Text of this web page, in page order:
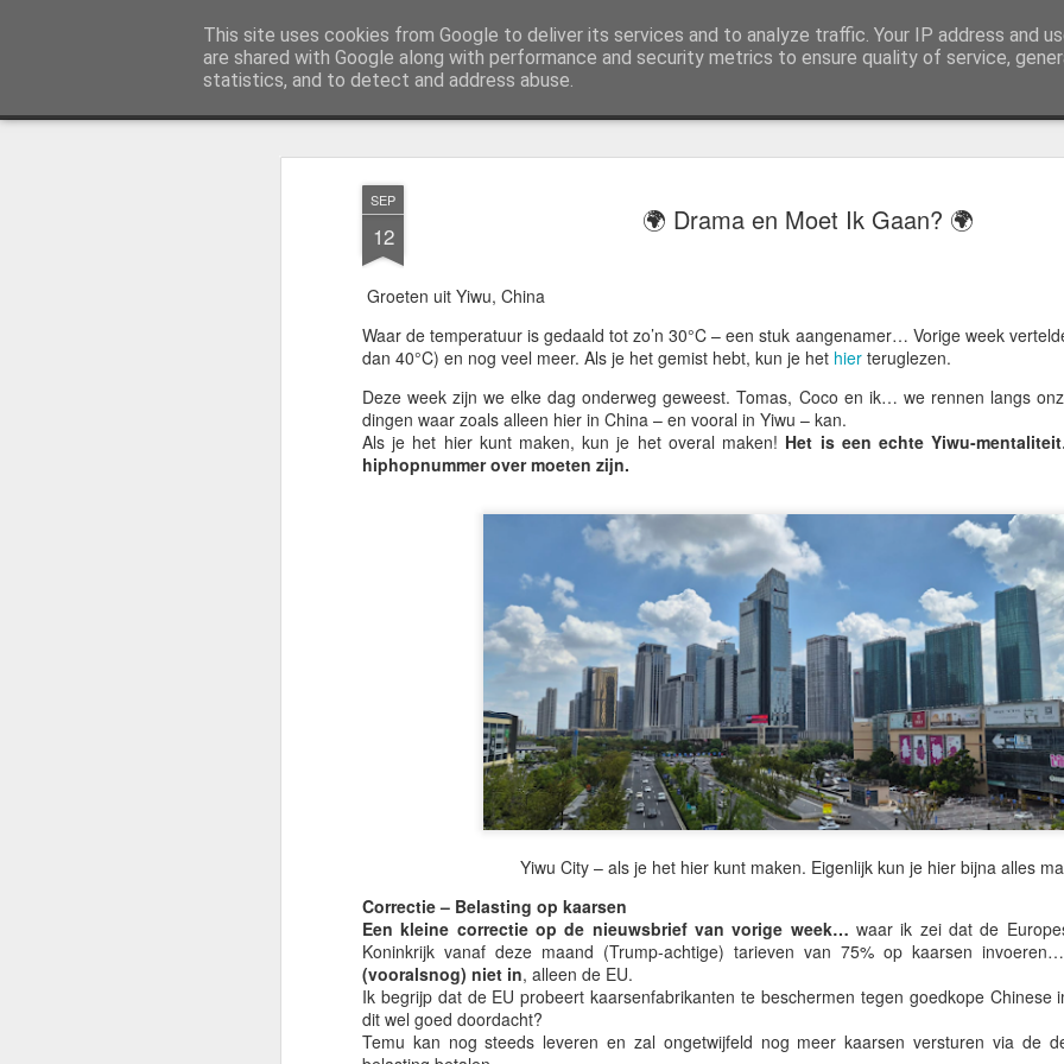
SEP
12 🌍 Drama en Moet Ik Gaan? 🌍
Groeten uit Yiwu, China
Waar de temperatuur is gedaald tot zo’n 30°C – een stuk aangenamer… Vorige week
dan 40°C) en nog veel meer. Als je het gemist hebt, kun je het hier teruglezen.
Deze week zijn we elke dag onderweg geweest.Tomas, Coco en ik… we rennen langs
dingen waar zoals alleen hier in China – en vooral in Yiwu – kan.
Als je het hier kunt maken, kun je het overal maken! Het is een echte Yiwu-
hiphopnummer over moeten zijn.
Yiwu City – als je het hier kunt maken. Eigenlijk kun je hier bijna alles
Correctie – Belasting op kaarsen
Een kleine correctie op de nieuwsbrief van vorige week… waar ik zei dat de
Koninkrijk vanaf deze maand (Trump-achtige) tarieven van 75% op kaarsen
(vooralsnog) niet in, alleen de EU.
Ik begrijp dat de EU probeert kaarsenfabrikanten te beschermen tegen goedkope
dit wel goed doordacht?
Temu kan nog steeds leveren en zal ongetwijfeld nog meer kaarsen versturen via de
This site uses cookies from Google to deliver its services and to analyze traffic. Your IP address and
are shared with Google along with performance and security metrics to ensure quality of service,
statistics, and to detect and address abuse.
AWGifts Nederland Welkom terug bij AWGifts Europe - Uw groothandel in cadeauartikelen die door heel Europa levert. Bij AWGifts zijn we toegewijd om u het beste te bieden op het gebied van cadeauartikelen voor de groothandel, uw klanten te verrassen en uw detailhandel te helpen groeien. De enige groothandel die handgemaakte cadeauartikelen rechtstreeks uit India,
13
Groeten uit Slowakije
Mijn laatste paar dagen in
het strand leken de bomen
dit jaar meer dan ooit.
enkelen ontsnapten en
opgebouwd langs de
dol op golfbanen en de
Marbella. Een beetje
zijn ze kleurrijk,
in een zwerm zingen.
Eigenlijk is "zingen"
ruziën en kletsen van
Spaanse familielunch.
🌏 Een Boeddha op de
JUN
🌏 Flirten met gevaar in
JUN
🌏 De Langste Dag,